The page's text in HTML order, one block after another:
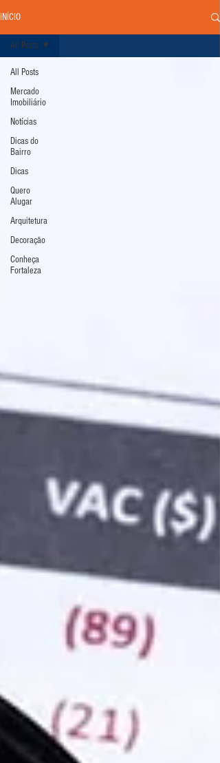
INÍCIO
All Posts
Mercado
Imobiliário
Notícias
Dicas do
Bairro
Dicas
Quero
Alugar
Arquitetura
Decoração
Conheça
Fortaleza
All Posts